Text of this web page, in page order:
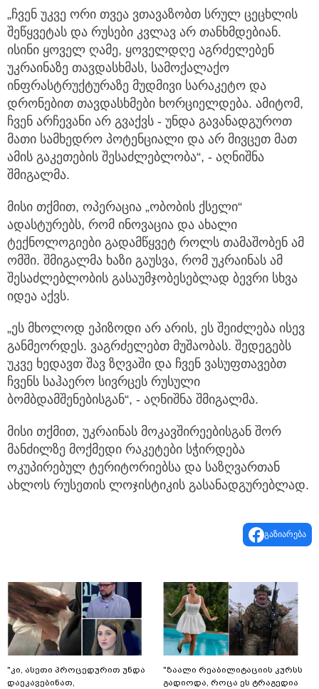
„ჩვენ უკვე ორი თვეა ვთავაზობთ სრულ ცეცხლის
შეწყვეტას და რუსები კვლავ არ თანხმდებიან.
ისინი ყოველ ღამე, ყოველდღე აგრძელებენ
უკრაინაზე თავდასხმას, სამოქალაქო
ინფრასტრუქტურაზე მუდმივი სარაკეტო და
დრონებით თავდასხმები ხორციელდება. ამიტომ,
ჩვენ არჩევანი არ გვაქვს - უნდა გავანადგუროთ
მათი სამხედრო პოტენციალი და არ მივცეთ მათ
ამის გაკეთების შესაძლებლობა“, - აღნიშნა
შმიგალმა.
მისი თქმით, ოპერაცია „ობობის ქსელი“
ადასტურებს, რომ ინოვაცია და ახალი
ტექნოლოგიები გადამწყვეტ როლს თამაშობენ ამ
ომში. შმიგალმა ხაზი გაუსვა, რომ უკრაინას ამ
შესაძლებლობის გასაუმჯობესებლად ბევრი სხვა
იდეა აქვს.
„ეს მხოლოდ ეპიზოდი არ არის, ეს შეიძლება ისევ
განმეორდეს. ვაგრძელებთ მუშაობას. შედეგებს
უკვე ხედავთ შავ ზღვაში და ჩვენ ვასუფთავებთ
ჩვენს საჰაერო სივრცეს რუსული
ბომბდამშენებისგან“, - აღნიშნა შმიგალმა.
მისი თქმით, უკრაინას მოკავშირეებისგან შორ
მანძილზე მოქმედი რაკეტები სჭირდება
ოკუპირებულ ტერიტორიებსა და საზღვართან
ახლოს რუსეთის ლოჯისტიკის გასანადგურებლად.
გაზიარება
"კი, ასეთი პროცედურით უნდა
დაეკავებინათ,
"ზაალი რეაბილიტაციის კურსს
გადიოდა, როცა ეს ტრაგედია